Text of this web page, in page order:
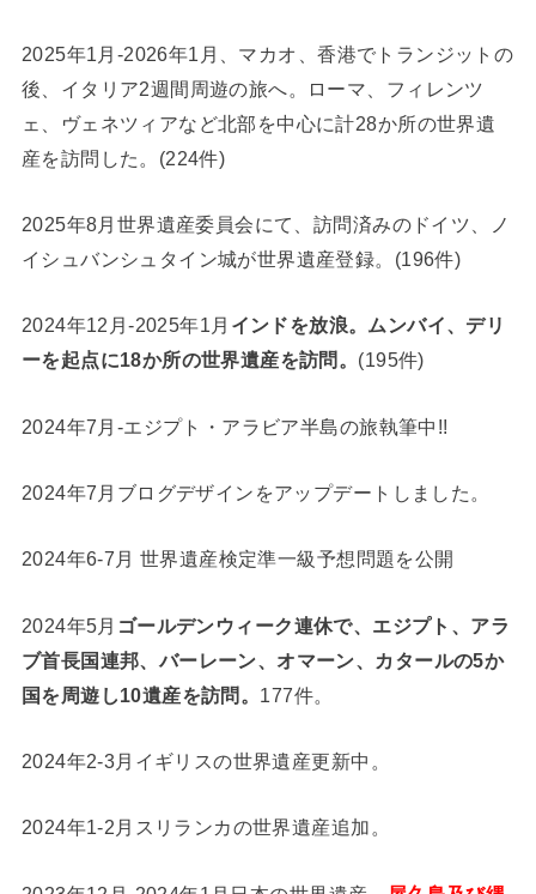
2025年1月-2026年1月、マカオ、香港でトランジットの
後、イタリア2週間周遊の旅へ。ローマ、フィレンツ
ェ、ヴェネツィアなど北部を中心に計28か所の世界遺
産を訪問した。(224件)
2025年8月世界遺産委員会にて、訪問済みのドイツ、ノ
イシュバンシュタイン城が世界遺産登録。(196件)
2024年12月-2025年1月 インドを放浪。ムンバイ、デリ
ーを起点に18か所の世界遺産を訪問。 (195件)
2024年7月-エジプト・アラビア半島の旅執筆中!!
2024年7月ブログデザインをアップデートしました。
2024年6-7月 世界遺産検定準一級予想問題を公開
2024年5月 ゴールデンウィーク連休で、エジプト、アラ
ブ首長国連邦、バーレーン、オマーン、カタールの5か
国を周遊し10遺産を訪問。 177件。
2024年2-3月イギリスの世界遺産更新中。
2024年1-2月スリランカの世界遺産追加。